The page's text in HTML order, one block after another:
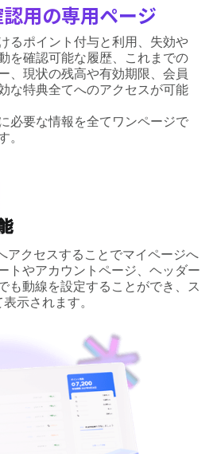
用の専用ページ
るポイント付与と利用、失効や
を確認可能な履歴、これまでの
、現状の残高や有効期限、会員
な特典全てへのアクセスが可能
必要な情報を全てワンページで
。
アクセスすることでマイページへ
トやアカウントページ、ヘッダー
も動線を設定することができ、ス
示されます。